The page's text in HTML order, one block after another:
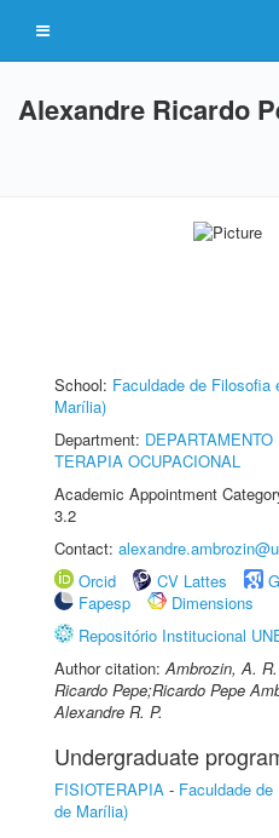
Alexandre Ricardo
School: Faculdade de Filosofia
Marília)
Department:
TERAPIA OCUPACIONAL
Academic Appointment
3.2
Contact:
Orcid
CV Lattes
Fapesp
Dimensions
Repositório Institucional
Author citation:Ambrozin, A.
Ricardo Pepe;Ricardo Pepe
Alexandre R. P.
Undergraduate
FISIOTERAPIA - Faculdade
de Marília)